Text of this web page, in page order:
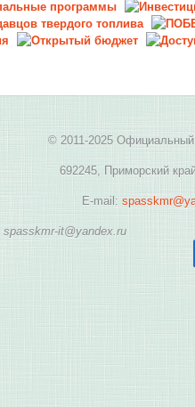
© 2011-2025 Официальный
692245, Приморский
E-mail:
spasskmr-it@yandex.ru